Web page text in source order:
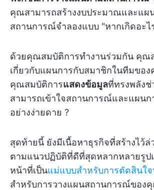
คุณสามารถสร้างงบประมาณและแผ
สถานการณ์จำลองแบบ "หากเกิดอะไ
ด้วยคุณสมบัติการทำงานร่วมกัน คุณ
เกี่ยวกับแผนการกับสมาชิกในทีมขอ
คุณสมบัติการแสดงข้อมูลที่ทรงพลัง
สามารถเข้าใจสถานการณ์และแผน
อย่างง่ายดาย ?
สุดท้ายนี้ ยังมีเนื้อหาธุรกิจที่สร้างไว้ล่
ตามแนวปฏิบัติที่ดีที่สุดหลากหลายรูป
หน้าที่เป็นแม่แบบสำหรับการตัดสินใ
สำหรับการวางแผนสถานการณ์ของคุ